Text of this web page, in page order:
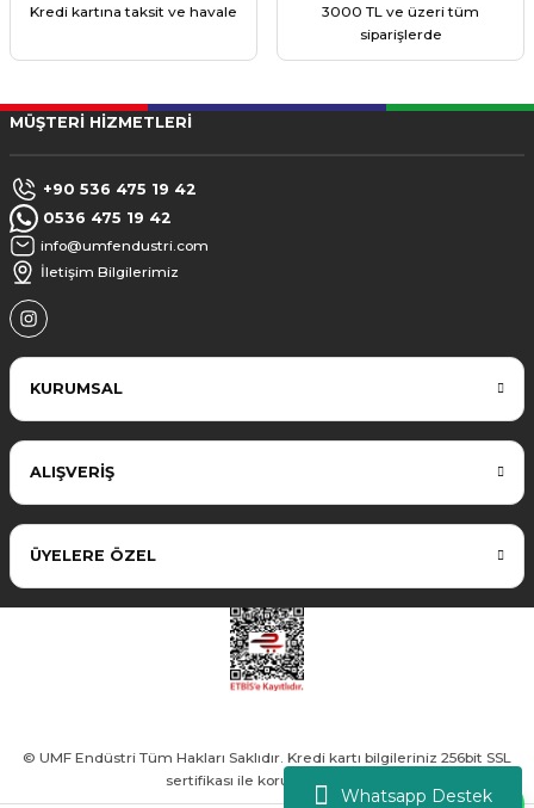
Whatsapp Destek
Kredi kartına taksit ve havale
3000 TL ve üzeri tüm
siparişlerde
MÜŞTERİ HİZMETLERİ
+90 536 475 19 42
0536 475 19 42
info@umfendustri.com
İletişim Bilgilerimiz
KURUMSAL
ALIŞVERİŞ
ÜYELERE ÖZEL
© UMF Endüstri Tüm Hakları Saklıdır. Kredi kartı bilgileriniz 256bit SSL
sertifikası ile korunmaktadır.